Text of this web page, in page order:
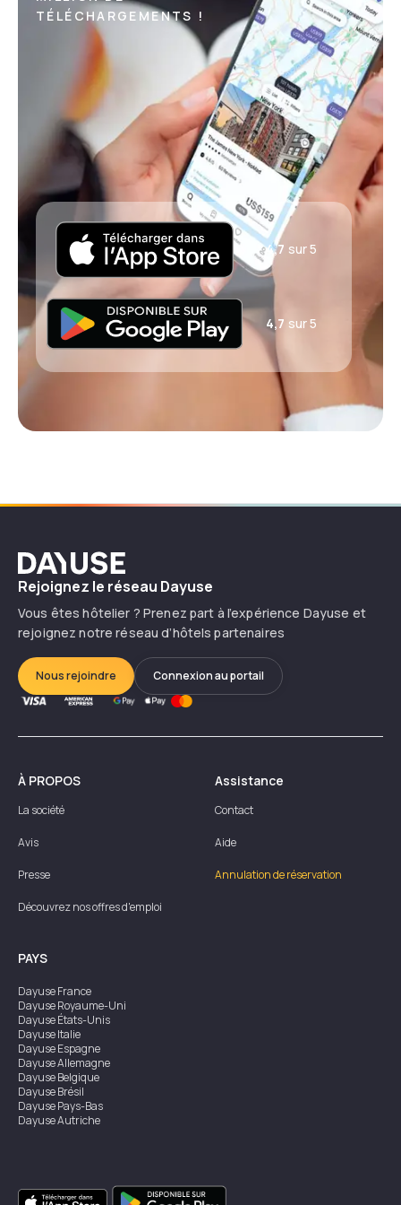
TÉLÉCHARGEMENTS !
4,7 sur 5
4,7 sur 5
Dayuse
Rejoignez le réseau Dayuse
Vous êtes hôtelier ? Prenez part à l’expérience Dayuse et
rejoignez notre réseau d’hôtels partenaires
Nous rejoindre Connexion au portail
À PROPOS
La société
Avis
Presse
Découvrez nos offres d'emploi
Assistance
Contact
Aide
Annulation de réservation
PAYS
DayuseFrance
DayuseRoyaume-Uni
DayuseÉtats-Unis
DayuseItalie
DayuseEspagne
DayuseAllemagne
DayuseBelgique
DayuseBrésil
DayusePays-Bas
DayuseAutriche
DayuseSingapour